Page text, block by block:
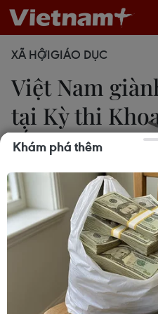
XÃ HỘIGIÁO DỤC
Việt Nam
tại Kỳ thi
tế
11/12/2018 23:54
Toàn bộ 6 học sinh Việt
học trẻ quốc tế (IJSO)
từ ngày 2-10/12 đều đã
giành Huy chương
chương Bạc
Khám phá thêm